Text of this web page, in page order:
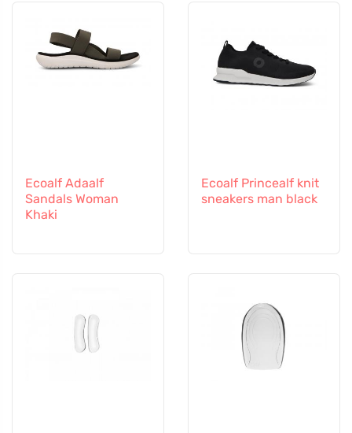
Ecoalf Adaalf
Sandals Woman
Khaki
Ecoalf Princealf knit
sneakers man black